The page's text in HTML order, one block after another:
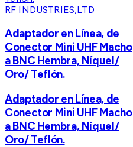
RF INDUSTRIES,LTD
Adaptador en Línea, de
Conector Mini UHF Macho
a BNC Hembra, Níquel/
Oro/ Teflón.
Adaptador en Línea, de
Conector Mini UHF Macho
a BNC Hembra, Níquel/
Oro/ Teflón.